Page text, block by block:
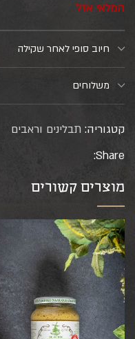
המלאי אזל
חיוב סופי לאחר שקילה
משלוחים
קטגוריה: תבלינים וראבים
Share:
מוצרים קשורים